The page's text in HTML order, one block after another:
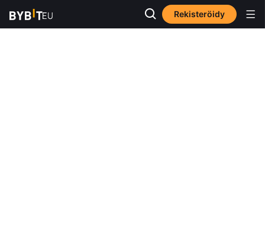
Rekisteröidy